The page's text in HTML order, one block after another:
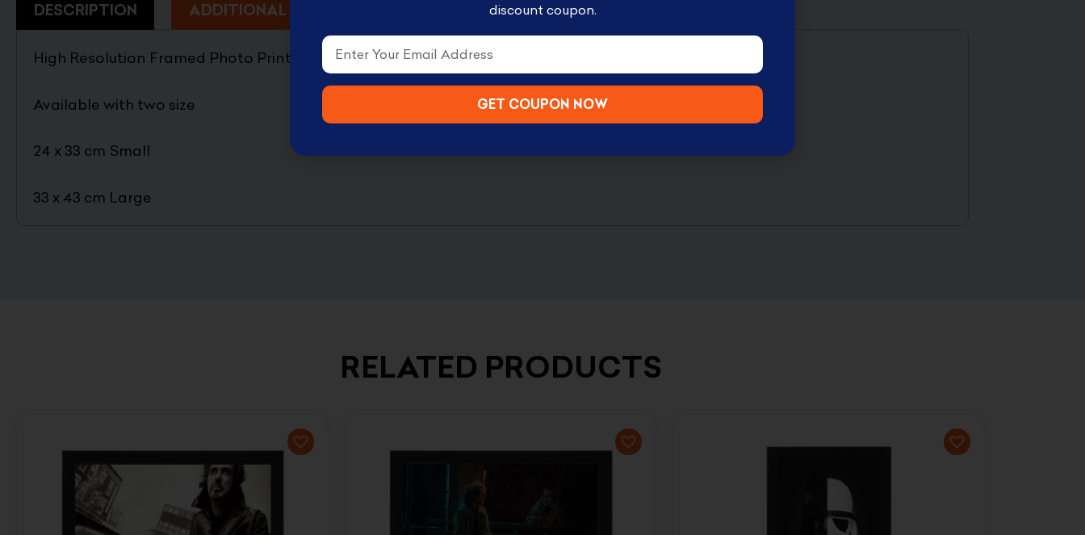
DESCRIPTION ADDITIONAL INFORMATION REVIEWS (0)
High Resolution Framed Photo Print
Available with two size
24 x 33 cm Small
33 x 43 cm Large
RELATED PRODUCTS
discount coupon.
Email
GET COUPON NOW